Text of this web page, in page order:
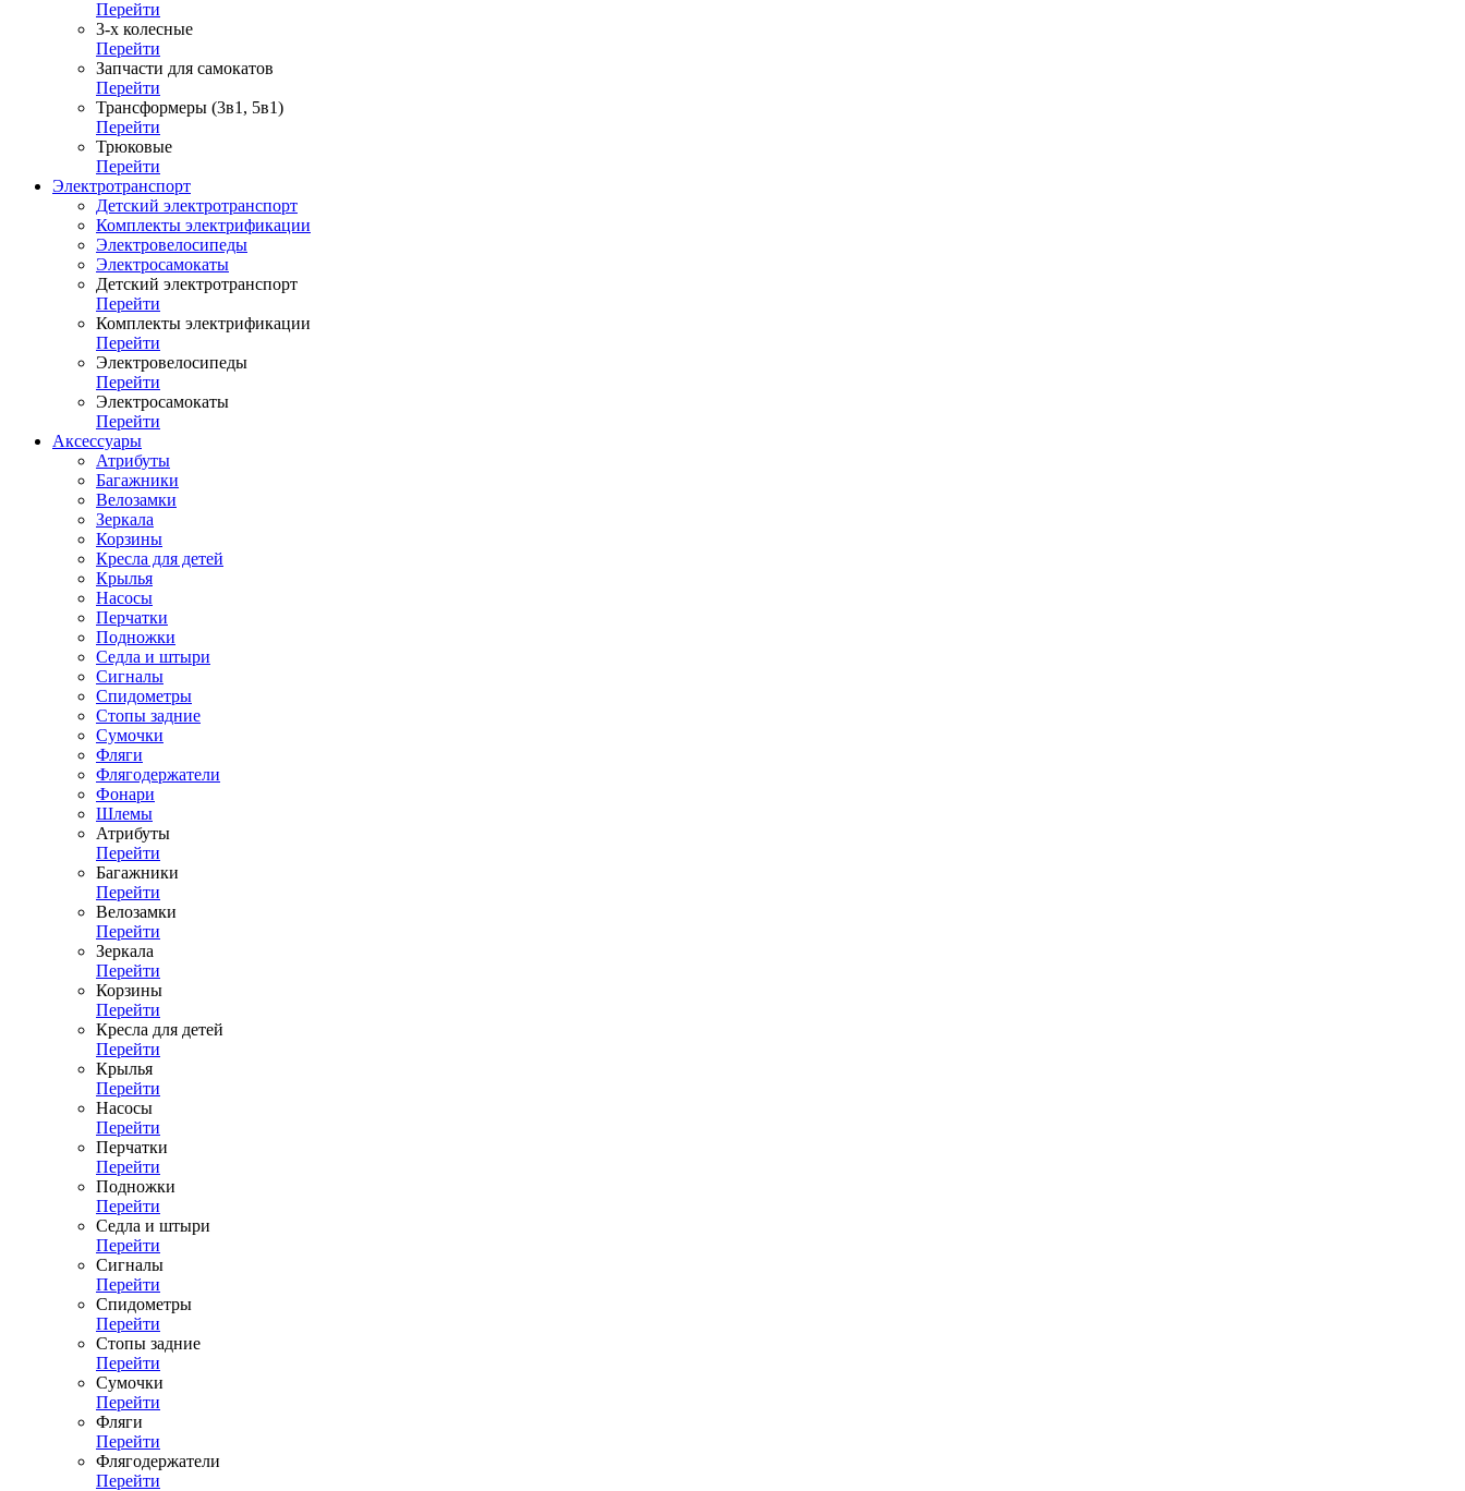
Перейти
3-х колесные
Перейти
Запчасти для самокатов
Перейти
Трансформеры (3в1, 5в1)
Перейти
Трюковые
Перейти
Электротранспорт
Детский электротранспорт
Комплекты электрификации
Электровелосипеды
Электросамокаты
Детский электротранспорт
Перейти
Комплекты электрификации
Перейти
Электровелосипеды
Перейти
Электросамокаты
Перейти
Аксессуары
Атрибуты
Багажники
Велозамки
Зеркала
Корзины
Кресла для детей
Крылья
Насосы
Перчатки
Подножки
Седла и штыри
Сигналы
Спидометры
Стопы задние
Сумочки
Фляги
Флягодержатели
Фонари
Шлемы
Атрибуты
Перейти
Багажники
Перейти
Велозамки
Перейти
Зеркала
Перейти
Корзины
Перейти
Кресла для детей
Перейти
Крылья
Перейти
Насосы
Перейти
Перчатки
Перейти
Подножки
Перейти
Седла и штыри
Перейти
Сигналы
Перейти
Спидометры
Перейти
Стопы задние
Перейти
Сумочки
Перейти
Фляги
Перейти
Флягодержатели
Перейти